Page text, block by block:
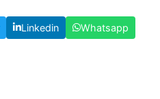
Linkedin
Whatsapp